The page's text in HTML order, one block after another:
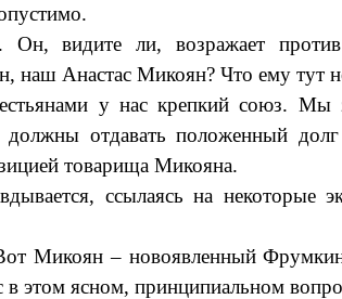
Он, видите ли, возражает
наш Анастас Микоян? Что ему тут
у нас крепкий союз. Мы
отдавать положенный долг
товарища Микояна.
ссылаясь на некоторые
Микоян – новоявленный
в этом ясном, принципиальном